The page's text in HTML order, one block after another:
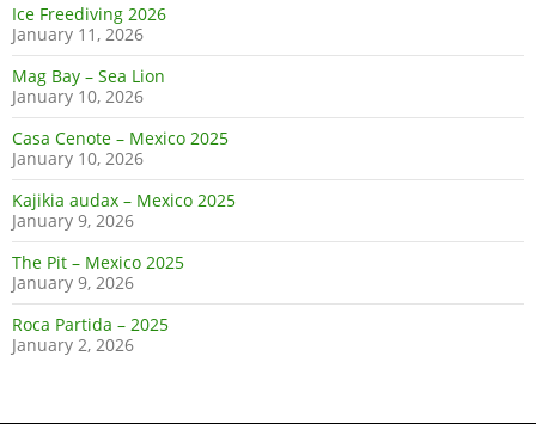
Ice Freediving 2026
January 11, 2026
Mag Bay – Sea Lion
January 10, 2026
Casa Cenote – Mexico 2025
January 10, 2026
Kajikia audax – Mexico 2025
January 9, 2026
The Pit – Mexico 2025
January 9, 2026
Roca Partida – 2025
January 2, 2026